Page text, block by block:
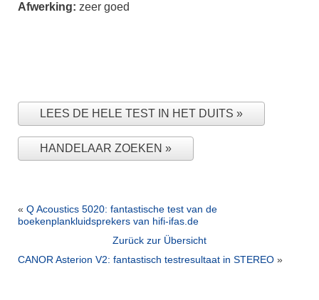
Afwerking: zeer goed
LEES DE HELE TEST IN HET DUITS
HANDELAAR ZOEKEN
« Q Acoustics 5020: fantastische test van de
boekenplankluidsprekers van hifi-ifas.de
Zurück zur Übersicht
CANOR Asterion V2: fantastisch testresultaat in STEREO »